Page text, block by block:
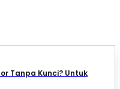
Tanpa Kunci? Untuk